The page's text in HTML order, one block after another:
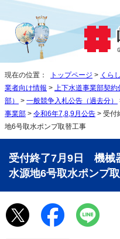
現在の位置： トップページ > くら
業者向け情報 > 上下水道事業部契約
部）
> 一般競争入札公告（過去分）
事業部 > 令和6年7,8,9月公告 > 受
地6号取水ポンプ取替工事
受付終了7月9日 機
水源地6号取水ポンプ